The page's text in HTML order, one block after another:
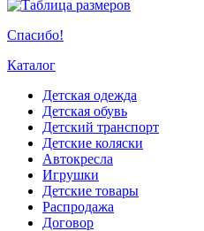
Спасибо!
Каталог
Детская одежда
Детская обувь
Детский транспорт
Детские коляски
Автокресла
Игрушки
Детские товары
Распродажа
Договор